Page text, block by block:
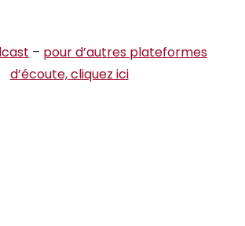
– pour d’autres plateformes
d’écoute, cliquez ici